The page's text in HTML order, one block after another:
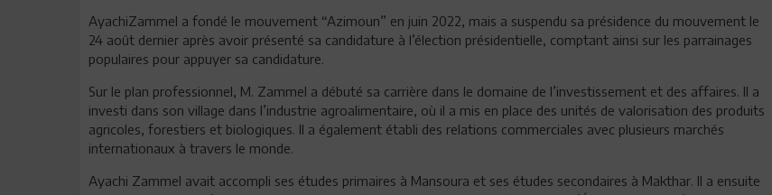
AyachiZammel a fondé le mouvement “Azimoun” en juin 2022, mais a suspendu sa présidence du mouvement le
24 août dernier après avoir présenté sa candidature à l’élection présidentielle, comptant ainsi sur les parrainages
populaires pour appuyer sa candidature.
Sur le plan professionnel, M. Zammel a débuté sa carrière dans le domaine de l’investissement et des affaires. Il a
investi dans son village dans l’industrie agroalimentaire, où il a mis en place des unités de valorisation des produits
agricoles, forestiers et biologiques. Il a également établi des relations commerciales avec plusieurs marchés
internationaux à travers le monde.
Ayachi Zammel avait accompli ses études primaires à Mansoura et ses études secondaires à Makthar. Il a ensuite